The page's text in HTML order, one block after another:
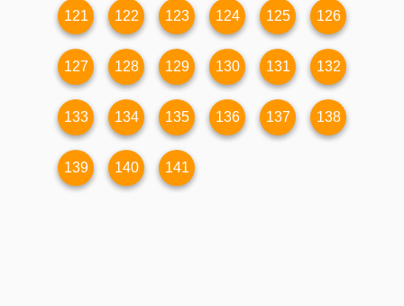
121 122 123 124 125 126
127 128 129 130 131 132
133 134 135 136 137 138
139 140 141